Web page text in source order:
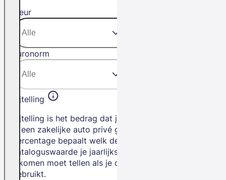
Kleur
Euronorm
Bijtelling
Bijtelling is het bedrag dat je betaalt als
je een zakelijke auto privé gebruikt. Het
percentage bepaalt welk deel van de
cataloguswaarde je jaarlijks bij je
inkomen moet tellen als je de auto privé
gebruikt.